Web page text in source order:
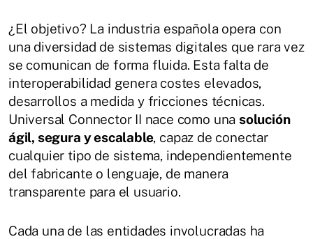
¿El objetivo? La industria española opera con
una diversidad de sistemas digitales que rara vez
se comunican de forma fluida. Esta falta de
interoperabilidad genera costes elevados,
desarrollos a medida y fricciones técnicas.
Universal Connector II nace como una solución
ágil, segura y escalable, capaz de conectar
cualquier tipo de sistema, independientemente
del fabricante o lenguaje, de manera
transparente para el usuario.
Cada una de las entidades involucradas ha